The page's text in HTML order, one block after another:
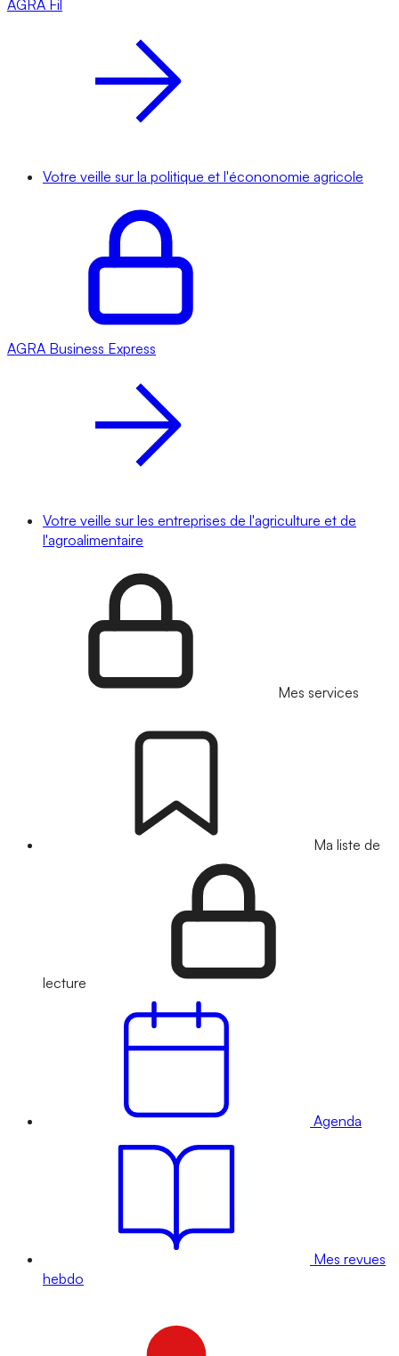
AGRA Fil
Votre veille sur la politique et l'écononomie agricole
AGRA Business Express
Votre veille sur les entreprises de l'agriculture et de
l'agroalimentaire
Mes services
Ma liste de
lecture
Agenda
Mes revues
hebdo